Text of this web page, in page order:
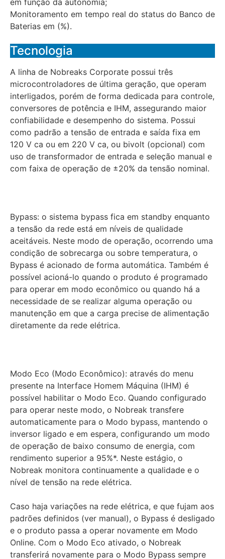
em função da autonomia;
Monitoramento em tempo real do status do Banco de
Baterias em (%).
Tecnologia
A linha de Nobreaks Corporate possui três
microcontroladores de última geração, que operam
interligados, porém de forma dedicada para controle,
conversores de potência e IHM, assegurando maior
confiabilidade e desempenho do sistema. Possui
como padrão a tensão de entrada e saída fixa em
120 V ca ou em 220 V ca, ou bivolt (opcional) com
uso de transformador de entrada e seleção manual e
com faixa de operação de ±20% da tensão nominal.
Bypass: o sistema bypass fica em standby enquanto
a tensão da rede está em níveis de qualidade
aceitáveis. Neste modo de operação, ocorrendo uma
condição de sobrecarga ou sobre temperatura, o
Bypass é acionado de forma automática. Também é
possível acioná-lo quando o produto é programado
para operar em modo econômico ou quando há a
necessidade de se realizar alguma operação ou
manutenção em que a carga precise de alimentação
diretamente da rede elétrica.
Modo Eco (Modo Econômico): através do menu
presente na Interface Homem Máquina (IHM) é
possível habilitar o Modo Eco. Quando configurado
para operar neste modo, o Nobreak transfere
automaticamente para o Modo bypass, mantendo o
inversor ligado e em espera, configurando um modo
de operação de baixo consumo de energia, com
rendimento superior a 95%*. Neste estágio, o
Nobreak monitora continuamente a qualidade e o
nível de tensão na rede elétrica.
Caso haja variações na rede elétrica, e que fujam aos
padrões definidos (ver manual), o Bypass é desligado
e o produto passa a operar novamente em Modo
Online. Com o Modo Eco ativado, o Nobreak
transferirá novamente para o Modo Bypass sempre